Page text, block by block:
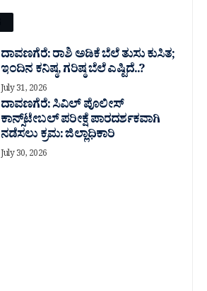
ದಾವಣಗೆರೆ: ರಾಶಿ ಅಡಿಕೆ ಬೆಲೆ ತುಸು‌ ಕುಸಿತ;
ಇಂದಿನ ಕನಿಷ್ಠ, ಗರಿಷ್ಠ ಬೆಲೆ ಎಷ್ಟಿದೆ..?
July 31, 2026
ದಾವಣಗೆರೆ: ಸಿವಿಲ್ ಪೊಲೀಸ್
ಕಾನ್ಸ್‌ಟೇಬಲ್ ಪರೀಕ್ಷೆ ಪಾರದರ್ಶಕವಾಗಿ
ನಡೆಸಲು ಕ್ರಮ: ಜಿಲ್ಲಾಧಿಕಾರಿ
July 30, 2026